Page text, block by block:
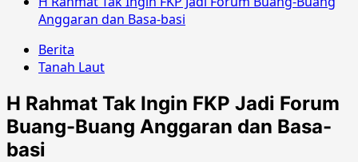
Anggaran dan Basa-basi
Berita
Tanah Laut
H Rahmat Tak Ingin FKP Jadi Forum
Buang-Buang Anggaran dan Basa-
basi